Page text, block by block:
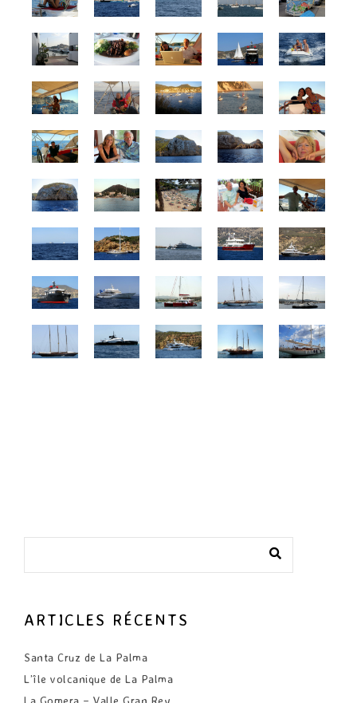
ARTICLES RÉCENTS
Santa Cruz de La Palma
L’île volcanique de La Palma
La Gomera – Valle Gran Rey